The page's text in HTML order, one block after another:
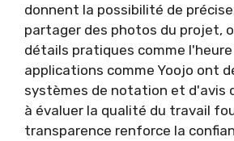
donnent la possibilité de
partager des photos du projet,
détails pratiques comme l'heure
applications comme Yoojo ont
systèmes de notation et d'avis
à évaluer la qualité du travail
transparence renforce la